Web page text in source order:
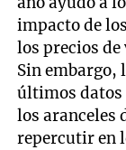
impacto de
los precios
Sin embargo,
últimos datos
los aranceles
repercutir en